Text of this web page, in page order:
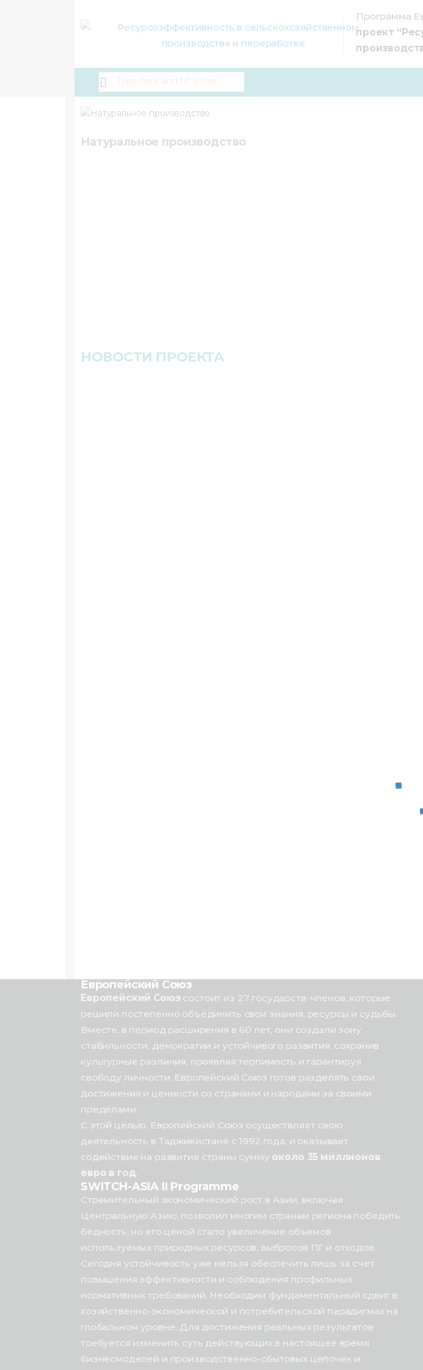
Программа
проект
Натуральное производство
НОВОСТИ ПРОЕКТА
Европейский Союз
Европейский Союз состоит из 27 государств-членов, которые
решили постепенно объединить свои знания, ресурсы и судьбы.
Вместе, в период расширения в 60 лет, они создали зону
стабильности, демократии и устойчивого развития, сохранив
культурные различия, проявляя терпимость и гарантируя
свободу личности. Европейский Союз готов разделять свои
достижения и ценности со странами и народами за своими
пределами.
С этой целью, Европейский Союз осуществляет свою
деятельность в Таджикистане с 1992 года, и оказывает
содействие на развитие страны сумму около 35 миллионов
евро в год.
SWITCH-ASIA II Programme
Стремительный экономический рост в Азии, включая
Центральную Азию, позволил многим странам региона победить
бедность, но его ценой стало увеличение объемов
используемых природных ресурсов, выбросов ПГ и отходов.
Сегодня устойчивость уже нельзя обеспечить лишь за счет
повышения эффективности и соблюдения профильных
нормативных требований. Необходим фундаментальный сдвиг в
хозяйственно-экономической и потребительской парадигмах на
глобальном уровне. Для достижения реальных результатов
требуется изменить суть действующих в настоящее время
бизнесмоделей и производственно-сбытовых цепочек и